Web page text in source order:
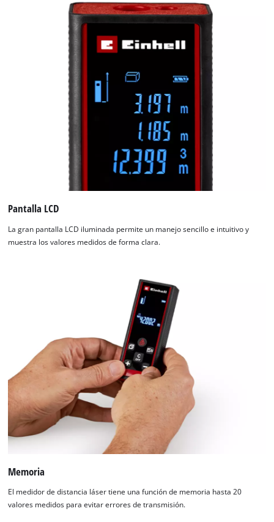
Pantalla LCD
La gran pantalla LCD iluminada permite un manejo sencillo e intuitivo y
muestra los valores medidos de forma clara.
Memoria
El medidor de distancia láser tiene una función de memoria hasta 20
valores medidos para evitar errores de transmisión.